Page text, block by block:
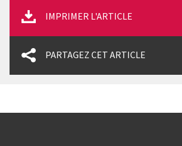
IMPRIMER L'ARTICLE
PARTAGEZ CET ARTICLE